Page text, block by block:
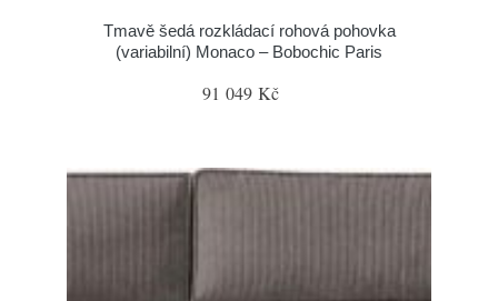
Tmavě šedá rozkládací rohová pohovka
(variabilní) Monaco – Bobochic Paris
91 049 Kč